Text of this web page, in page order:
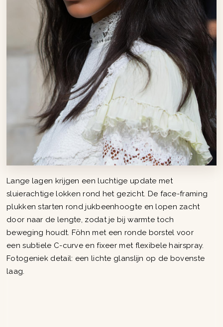
Lange lagen krijgen een luchtige update met
sluierachtige lokken rond het gezicht. De face-framing
plukken starten rond jukbeenhoogte en lopen zacht
door naar de lengte, zodat je bij warmte toch
beweging houdt. Föhn met een ronde borstel voor
een subtiele C-curve en fixeer met flexibele hairspray.
Fotogeniek detail: een lichte glanslijn op de bovenste
laag.